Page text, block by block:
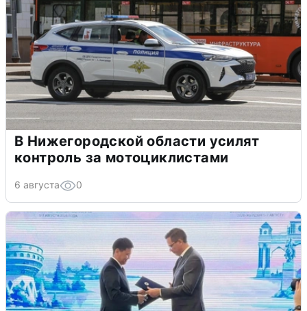
В Нижегородской области усилят
контроль за мотоциклистами
6 августа 0